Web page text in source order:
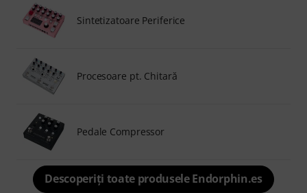
Sintetizatoare Periferice
Procesoare pt. Chitară
Pedale Compressor
Descoperiți toate produsele Endorphin.es